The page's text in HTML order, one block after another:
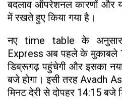
बदलाव ऑपरेशनल कारणों और
में रखते हुए किया गया है।
नए time table के
Express अब पहले के मुकाबले
डिब्रूगढ़ पहुंचेगी और इसका
बजे होगा। इसी तरह Avadh
मिनट देरी से दोपहर 14:15 बजे